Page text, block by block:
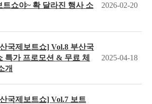
트쇼야~ 확 달라진 행사 소
2026-02-20
국제보트쇼] Vol.8 부산국
특가 프로모션 & 무료 체
개
2025-04-18
국제보트쇼] Vol.7 보트